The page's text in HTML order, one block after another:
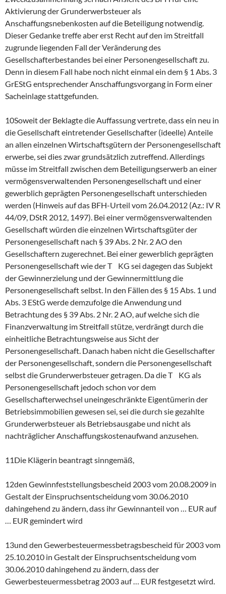
Aktivierung der Grunderwerbsteuer als
Anschaffungsnebenkosten auf die Beteiligung notwendig.
Dieser Gedanke treffe aber erst Recht auf den im Streitfall
zugrunde liegenden Fall der Veränderung des
Gesellschafterbestandes bei einer Personengesellschaft zu.
Denn in diesem Fall habe noch nicht einmal ein dem § 1 Abs. 3
GrEStG entsprechender Anschaffungsvorgang in Form einer
Sacheinlage stattgefunden.
10Soweit der Beklagte die Auffassung vertrete, dass ein neu in
die Gesellschaft eintretender Gesellschafter (ideelle) Anteile
an allen einzelnen Wirtschaftsgütern der Personengesellschaft
erwerbe, sei dies zwar grundsätzlich zutreffend. Allerdings
müsse im Streitfall zwischen dem Beteiligungserwerb an einer
vermögensverwaltenden Personengesellschaft und einer
gewerblich geprägten Personengesellschaft unterschieden
werden (Hinweis auf das BFH-Urteil vom 26.04.2012 (Az.: IV R
44/09, DStR 2012, 1497). Bei einer vermögensverwaltenden
Gesellschaft würden die einzelnen Wirtschaftsgüter der
Personengesellschaft nach § 39 Abs. 2 Nr. 2 AO den
Gesellschaftern zugerechnet. Bei einer gewerblich geprägten
Personengesellschaft wie der T KG sei dagegen das Subjekt
der Gewinnerzielung und der Gewinnermittlung die
Personengesellschaft selbst. In den Fällen des § 15 Abs. 1 und
Abs. 3 EStG werde demzufolge die Anwendung und
Betrachtung des § 39 Abs. 2 Nr. 2 AO, auf welche sich die
Finanzverwaltung im Streitfall stütze, verdrängt durch die
einheitliche Betrachtungsweise aus Sicht der
Personengesellschaft. Danach haben nicht die Gesellschafter
der Personengesellschaft, sondern die Personengesellschaft
selbst die Grunderwerbsteuer getragen. Da die T KG als
Personengesellschaft jedoch schon vor dem
Gesellschafterwechsel uneingeschränkte Eigentümerin der
Betriebsimmobilien gewesen sei, sei die durch sie gezahlte
Grunderwerbsteuer als Betriebsausgabe und nicht als
nachträglicher Anschaffungskostenaufwand anzusehen.
11Die Klägerin beantragt sinngemäß,
12den Gewinnfeststellungsbescheid 2003 vom 20.08.2009 in
Gestalt der Einspruchsentscheidung vom 30.06.2010
dahingehend zu ändern, dass ihr Gewinnanteil von … EUR auf
… EUR gemindert wird
13und den Gewerbesteuermessbetragsbescheid für 2003 vom
25.10.2010 in Gestalt der Einspruchsentscheidung vom
30.06.2010 dahingehend zu ändern, dass der
Gewerbesteuermessbetrag 2003 auf … EUR festgesetzt wird.